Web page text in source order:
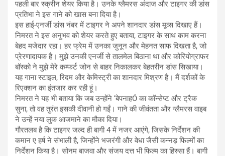
पहली बार स्क्रीन शेयर किया है। उनके ग्लैमरस अंदाज और टाइगर की डांस
प्रतिभा ने इस गाने को खास बना दिया है।
इस हाई-एनर्जी डांस नंबर में टाइगर ने अपने शानदार डांस मूव्स दिखाए हैं।
निमरत ने इस अनुभव को शेयर करते हुए बताया, टाइगर के साथ काम करना
बेहद मजेदार रहा। हर फ्रेम में उनका जुनून और मेहनत साफ दिखता है, जो
प्रेरणादायक है। मुझे उनकी एनर्जी से तालमेल बिठाना था और कोरियोग्राफर
बॉस्को ने मुझे मेरे कम्फर्ट जोन से बाहर निकालकर बेहतरीन डांस सिखाया।
यह गाना स्टाइल, रिदम और केमिस्ट्री का शानदार मिश्रण है। मैं दर्शकों के
रिएक्शन का इंतजार कर रही हूं।
निमरत ने यह भी बताया कि जब उन्होंने ‘बेपनाहÓ का कॉन्सेप्ट और ट्रैक
सुना, तो वह तुरंत इसकी दीवानी हो गईं। गाने की जीवंतता और ग्लैमरस वाइब
ने उन्हें नया लुक आजमाने का मौका दिया।
गौरतलब है कि टाइगर जल्द ही बागी 4 में नजर आएंगे, जिसके निर्देशन की
कमान ए हर्ष ने संभाली है, जिन्होंने भजरंगी और वेधा जैसी कन्नड़ फिल्मों का
निर्देशन किया है। सोनम बाजवा और संजय दत्त भी फिल्म का हिस्सा हैं। बागी